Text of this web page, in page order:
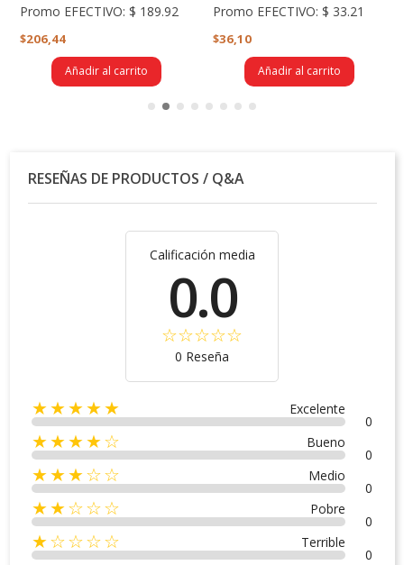
Promo EFECTIVO: $ 189.92
$206,44
Añadir al carrito
Promo EFECTIVO: $ 33.21
$36,10
Añadir al carrito
RESEÑAS DE PRODUCTOS / Q&A
Calificación media
0.0
0 Reseña
★★★★★ Excelente
0
★★★★☆ Bueno
0
★★★☆☆ Medio
0
★★☆☆☆ Pobre
0
★☆☆☆☆ Terrible
0